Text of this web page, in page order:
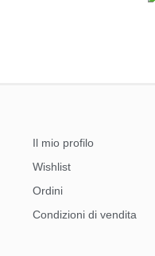
Il mio profilo
Wishlist
Ordini
Condizioni di vendita